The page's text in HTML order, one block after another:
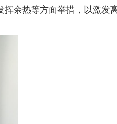
余热等方面举措，以激发